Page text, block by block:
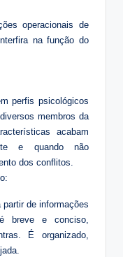
operacionais de
na função do
perfis psicológicos
membros da
acabam
e quando não
dos conflitos.
de informações
breve e conciso,
É organizado,